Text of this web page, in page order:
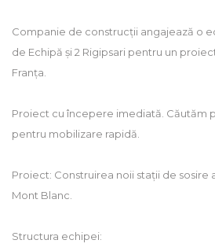
Companie de construcții angajează o
de Echipă și 2 Rigipsari pentru un
Franța.
Proiect cu începere imediată. Căutăm
pentru mobilizare rapidă.
Proiect: Construirea noii stații de sosire
Mont Blanc.
Structura echipei: